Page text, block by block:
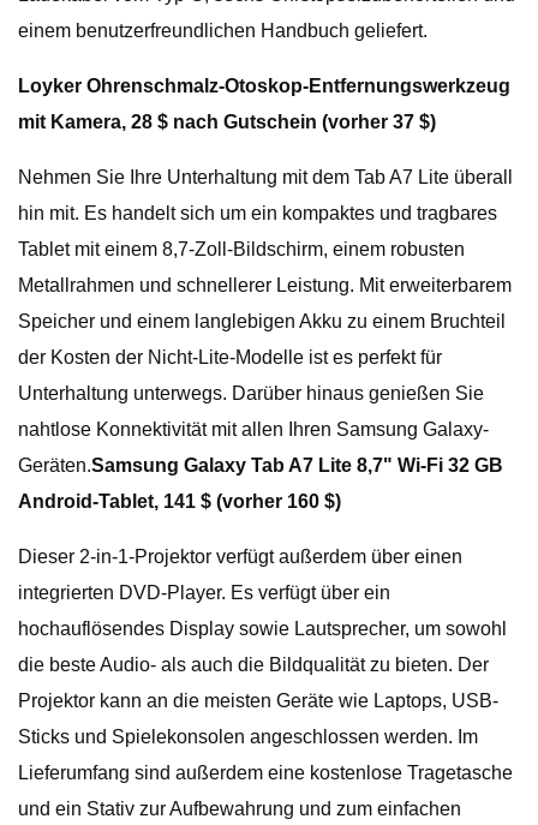
einem benutzerfreundlichen Handbuch geliefert.
Loyker Ohrenschmalz-Otoskop-Entfernungswerkzeug
mit Kamera, 28 $ nach Gutschein (vorher 37 $)
Nehmen Sie Ihre Unterhaltung mit dem Tab A7 Lite überall
hin mit. Es handelt sich um ein kompaktes und tragbares
Tablet mit einem 8,7-Zoll-Bildschirm, einem robusten
Metallrahmen und schnellerer Leistung. Mit erweiterbarem
Speicher und einem langlebigen Akku zu einem Bruchteil
der Kosten der Nicht-Lite-Modelle ist es perfekt für
Unterhaltung unterwegs. Darüber hinaus genießen Sie
nahtlose Konnektivität mit allen Ihren Samsung Galaxy-
Geräten.Samsung Galaxy Tab A7 Lite 8,7" Wi-Fi 32 GB
Android-Tablet, 141 $ (vorher 160 $)
Dieser 2-in-1-Projektor verfügt außerdem über einen
integrierten DVD-Player. Es verfügt über ein
hochauflösendes Display sowie Lautsprecher, um sowohl
die beste Audio- als auch die Bildqualität zu bieten. Der
Projektor kann an die meisten Geräte wie Laptops, USB-
Sticks und Spielekonsolen angeschlossen werden. Im
Lieferumfang sind außerdem eine kostenlose Tragetasche
und ein Stativ zur Aufbewahrung und zum einfachen